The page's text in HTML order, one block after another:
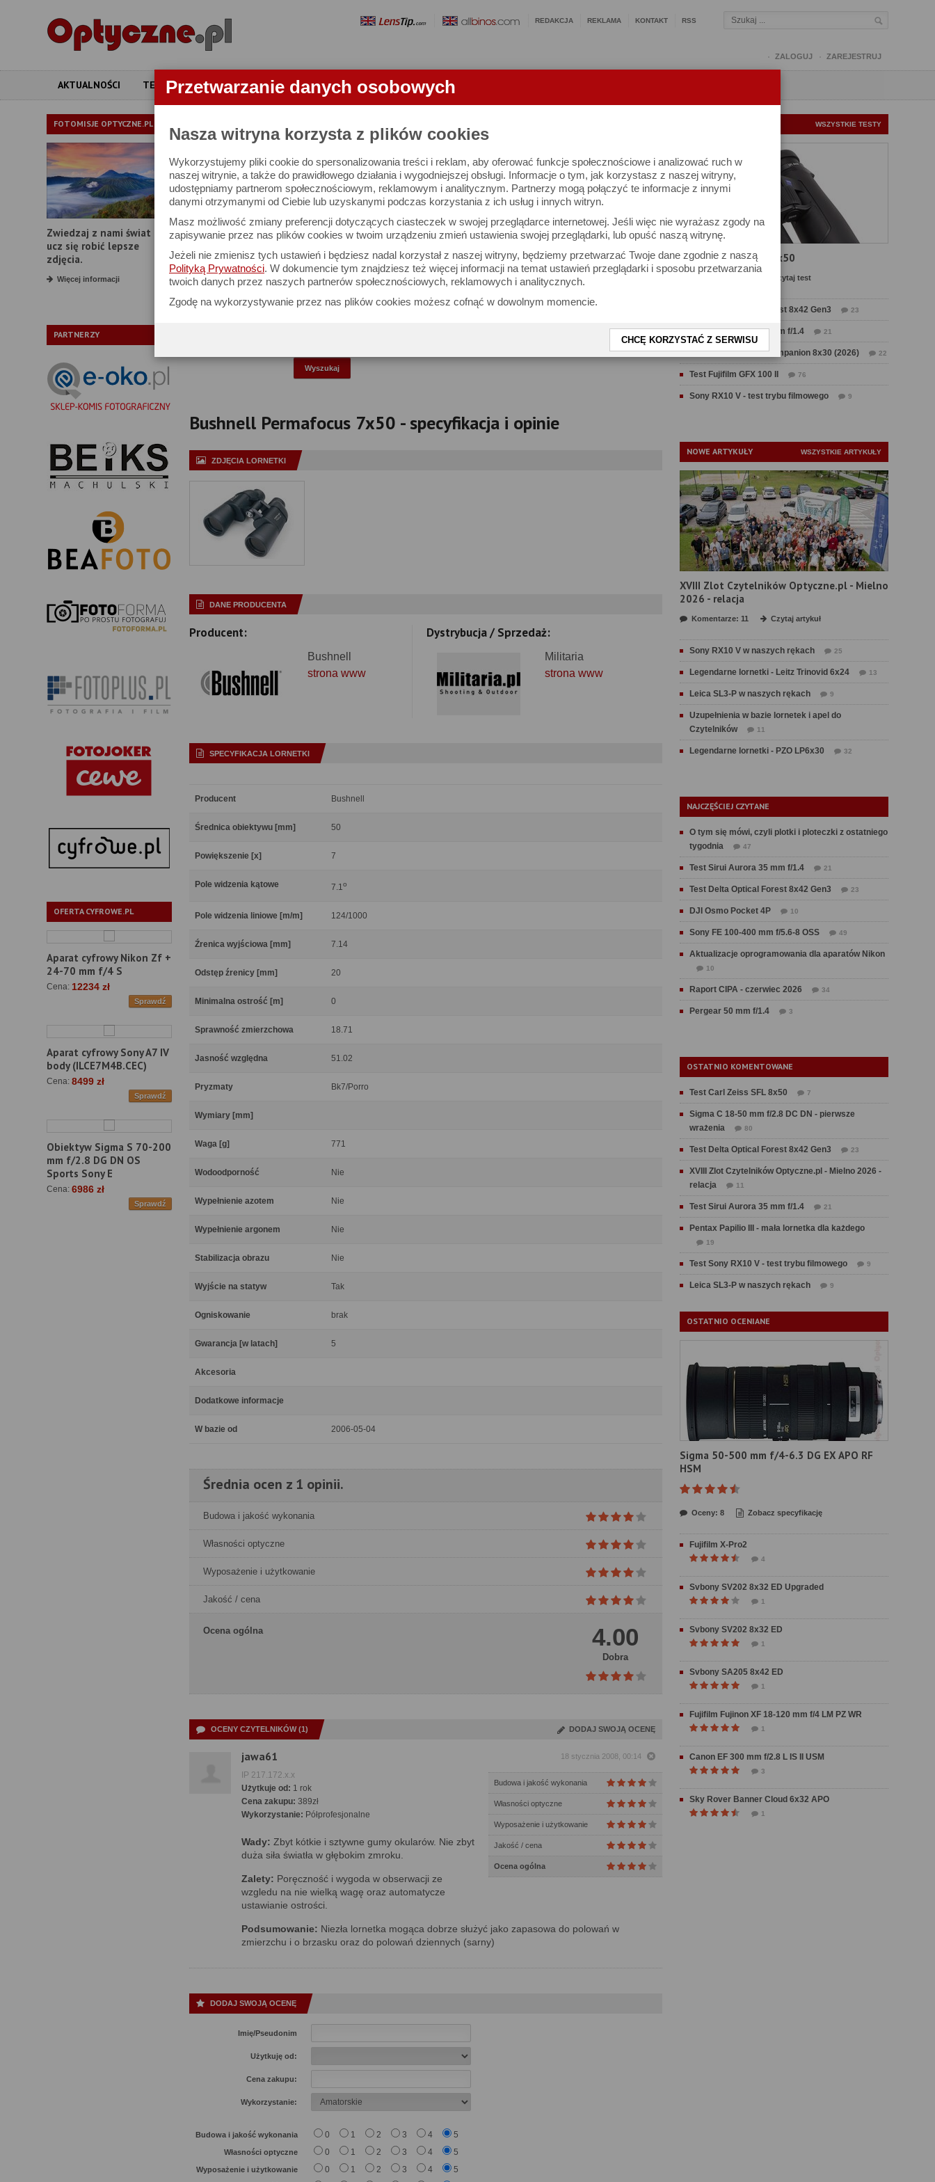
Przetwarzanie danych osobowych
Nasza witryna korzysta z plików cookies
Wykorzystujemy pliki cookie do spersonalizowania treści i reklam, aby oferować funkcje społecznościowe i analizować ruch w
naszej witrynie, a także do prawidłowego działania i wygodniejszej obsługi. Informacje o tym, jak korzystasz z naszej witryny,
udostępniamy partnerom społecznościowym, reklamowym i analitycznym. Partnerzy mogą połączyć te informacje z innymi
danymi otrzymanymi od Ciebie lub uzyskanymi podczas korzystania z ich usług i innych witryn.
Masz możliwość zmiany preferencji dotyczących ciasteczek w swojej przeglądarce internetowej. Jeśli więc nie wyrażasz zgody na
zapisywanie przez nas plików cookies w twoim urządzeniu zmień ustawienia swojej przeglądarki, lub opuść naszą witrynę.
Jeżeli nie zmienisz tych ustawień i będziesz nadal korzystał z naszej witryny, będziemy przetwarzać Twoje dane zgodnie z naszą
Polityką Prywatności. W dokumencie tym znajdziesz też więcej informacji na temat ustawień przeglądarki i sposobu przetwarzania
twoich danych przez naszych partnerów społecznościowych, reklamowych i analitycznych.
Zgodę na wykorzystywanie przez nas plików cookies możesz cofnąć w dowolnym momencie.
CHCĘ KORZYSTAĆ Z SERWISU
REDAKCJA REKLAMA KONTAKT RSS
ZALOGUJ ZAREJESTRUJ
AKTUALNOŚCI TESTY ARTYKUŁY APARATY OBIEKTYWY LORNETKI
FOTOMISJE OPTYCZNE.PL
Zwiedzaj z nami świat i
ucz się robić lepsze
zdjęcia.
Więcej informacji
PARTNERZY
OFERTA CYFROWE.PL
Aparat cyfrowy Nikon Zf +
24-70 mm f/4 S
Cena: 12234 zł
Sprawdź
Aparat cyfrowy Sony A7 IV
body (ILCE7M4B.CEC)
Cena: 8499 zł
Sprawdź
Obiektyw Sigma S 70-200
mm f/2.8 DG DN OS
Sports Sony E
Cena: 6986 zł
Sprawdź
LORNETKI
W bazie znajduje się 3019 lornetek i 1581 ocen.
Możesz też zrobić
własne porównanie lornetek
Porównaj lornetki
Proszę podać interesujące Cię parametry
Producent:
Model:
Średnica obiektywu:
Bushnell Permafocus 7x50 - specyfikacja i opinie
ZDJĘCIA LORNETKI
DANE PRODUCENTA
Producent:
Bushnell
strona www
Dystrybucja / Sprzedaż:
Militaria
strona www
SPECYFIKACJA LORNETKI
Producent Bushnell
Średnica obiektywu [mm] 50
Powiększenie [x] 7
Pole widzenia kątowe 7.1o
Pole widzenia liniowe [m/m] 124/1000
Źrenica wyjściowa [mm] 7.14
Odstęp źrenicy [mm] 20
Minimalna ostrość [m] 0
Sprawność zmierzchowa 18.71
Jasność względna 51.02
Pryzmaty Bk7/Porro
Wymiary [mm]
Waga [g] 771
Wodoodporność Nie
Wypełnienie azotem Nie
Wypełnienie argonem Nie
Stabilizacja obrazu Nie
Wyjście na statyw Tak
Ogniskowanie brak
Gwarancja [w latach] 5
Akcesoria
Dodatkowe informacje
W bazie od 2006-05-04
Średnia ocen z 1 opinii.
Budowa i jakość wykonania
Własności optyczne
Wyposażenie i użytkowanie
Jakość / cena
Ocena ogólna 4.00
Dobra
OCENY CZYTELNIKÓW (1) DODAJ SWOJĄ OCENĘ
jawa61 18 stycznia 2008, 00:14
Budowa i jakość wykonania
Własności optyczne
Wyposażenie i użytkowanie
Jakość / cena
Ocena ogólna
IP 217.172.x.x
Użytkuje od: 1 rok
Cena zakupu: 389zł
Wykorzystanie: Półprofesjonalne
Wady: Zbyt kótkie i sztywne gumy okularów. Nie zbyt
duża siła światła w głębokim zmroku.
Zalety: Poręczność i wygoda w obserwacji ze
wzgledu na nie wielką wagę oraz automatycze
ustawianie ostrości.
Podsumowanie: Niezła lornetka mogąca dobrze służyć jako zapasowa do polowań w
zmierzchu i o brzasku oraz do polowań dziennych (sarny)
DODAJ SWOJĄ OCENĘ
Imię/Pseudonim
Użytkuję od:
Cena zakupu:
Wykorzystanie:
Budowa i jakość wykonania 0 1 2 3 4 5
Własności optyczne 0 1 2 3 4 5
Wyposażenie i użytkowanie 0 1 2 3 4 5
WSZYSTKIE TESTY
Test Carl Zeiss SFL 8x50
Czytaj test
Test Delta Optical Forest 8x42 Gen3 23
Test Sirui Aurora 35 mm f/1.4 21
Test Swarovski CL Companion 8x30 (2026) 22
Test Fujifilm GFX 100 II 76
Sony RX10 V - test trybu filmowego 9
NOWE ARTYKUŁY WSZYSTKIE ARTYKUŁY
XVIII Zlot Czytelników Optyczne.pl - Mielno
2026 - relacja
Komentarze: 11 Czytaj artykuł
Sony RX10 V w naszych rękach 25
Legendarne lornetki - Leitz Trinovid 6x24 13
Leica SL3-P w naszych rękach 9
Uzupełnienia w bazie lornetek i apel do
Czytelników
11
Legendarne lornetki - PZO LP6x30 32
NAJCZĘŚCIEJ CZYTANE
O tym się mówi, czyli plotki i ploteczki z ostatniego
tygodnia
47
Test Sirui Aurora 35 mm f/1.4 21
Test Delta Optical Forest 8x42 Gen3 23
DJI Osmo Pocket 4P 10
Sony FE 100-400 mm f/5.6-8 OSS 49
Aktualizacje oprogramowania dla aparatów Nikon
10
Raport CIPA - czerwiec 2026 34
Pergear 50 mm f/1.4 3
OSTATNIO KOMENTOWANE
Test Carl Zeiss SFL 8x50 7
Sigma C 18-50 mm f/2.8 DC DN - pierwsze
wrażenia
80
Test Delta Optical Forest 8x42 Gen3 23
XVIII Zlot Czytelników Optyczne.pl - Mielno 2026 -
relacja
11
Test Sirui Aurora 35 mm f/1.4 21
Pentax Papilio III - mała lornetka dla każdego
19
Test Sony RX10 V - test trybu filmowego 9
Leica SL3-P w naszych rękach 9
OSTATNIO OCENIANE
Sigma 50-500 mm f/4-6.3 DG EX APO RF
HSM
Oceny: 8 Zobacz specyfikację
Fujifilm X-Pro2
4
Svbony SV202 8x32 ED Upgraded
1
Svbony SV202 8x32 ED
1
Svbony SA205 8x42 ED
1
Fujifilm Fujinon XF 18-120 mm f/4 LM PZ WR
1
Canon EF 300 mm f/2.8 L IS II USM
3
Sky Rover Banner Cloud 6x32 APO
1